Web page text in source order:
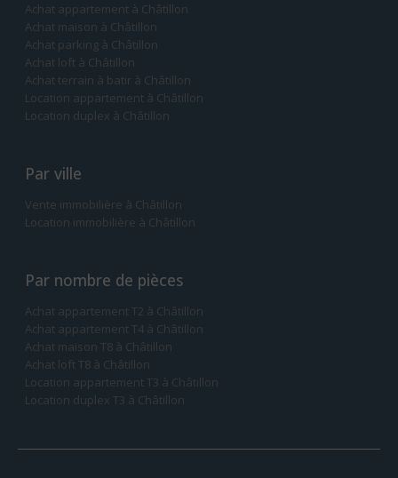
Achat appartement à Châtillon
Achat maison à Châtillon
Achat parking à Châtillon
Achat loft à Châtillon
Achat terrain à batir à Châtillon
Location appartement à Châtillon
Location duplex à Châtillon
Par ville
Vente immobilière à Châtillon
Location immobilière à Châtillon
Par nombre de pièces
Achat appartement T2 à Châtillon
Achat appartement T4 à Châtillon
Achat maison T8 à Châtillon
Achat loft T8 à Châtillon
Location appartement T3 à Châtillon
Location duplex T3 à Châtillon